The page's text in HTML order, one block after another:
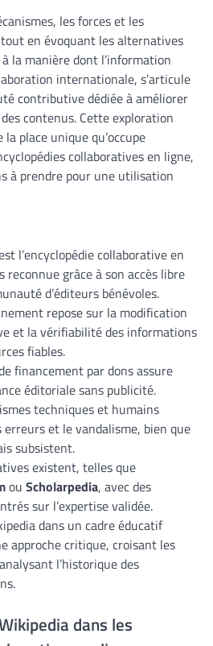
les forces et les
en évoquant les alternatives
la manière dont l’information
internationale, s’articule
contributive dédiée à améliorer
contenus. Cette exploration
place unique qu’occupe
collaboratives en ligne,
à prendre pour une utilisation
l’encyclopédie collaborative en
reconnue grâce à son accès libre
d’éditeurs bénévoles.
repose sur la modification
et la vérifiabilité des informations
fiables.
financement par dons assure
éditoriale sans publicité.
techniques et humains
et le vandalisme, bien que
subsistent.
existent, telles que
ou Scholarpedia, avec des
sur l’expertise validée.
dans un cadre éducatif
approche critique, croisant les
l’historique des
dans les